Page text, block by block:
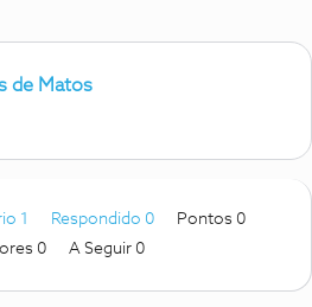
de Matos
1 Respondido 0
Pontos 0
0 A Seguir 0